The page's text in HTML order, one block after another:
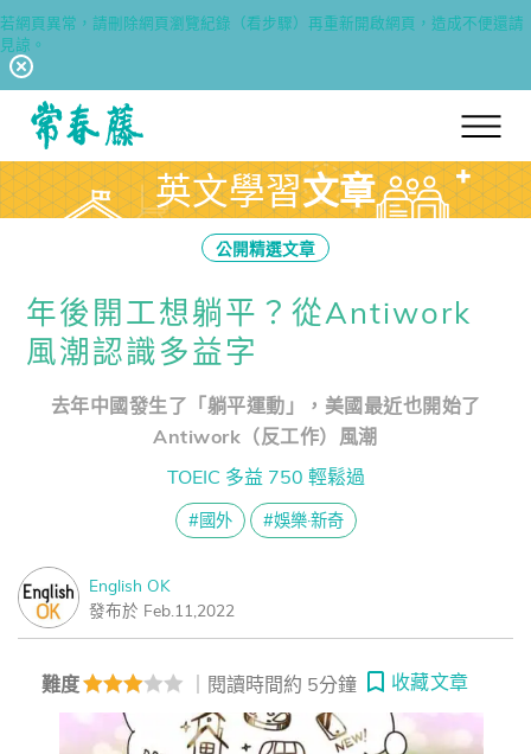
若網頁異常，請刪除網頁瀏覽紀錄（看步驟）再重新開啟網頁，造成不便還請
見諒。
回常春藤首頁 英文學習文章
公開精選文章
年後開工想躺平？從Antiwork
風潮認識多益字
去年中國發生了「躺平運動」，美國最近也開始了
Antiwork（反工作）風潮
TOEIC 多益 750 輕鬆過
#國外 #娛樂·新奇
English OK
發布於 Feb.11,2022
難度 ｜閱讀時間約 5分鐘 收藏文章